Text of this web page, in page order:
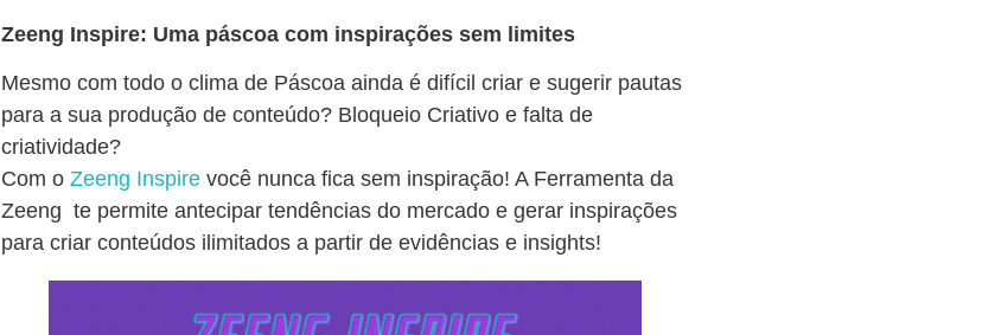
Zeeng Inspire: Uma páscoa com inspirações sem limites
Mesmo com todo o clima de Páscoa ainda é difícil criar e sugerir pautas
para a sua produção de conteúdo? Bloqueio Criativo e falta de
criatividade?
Com o Zeeng Inspire você nunca fica sem inspiração! A Ferramenta da
Zeeng te permite antecipar tendências do mercado e gerar inspirações
para criar conteúdos ilimitados a partir de evidências e insights!